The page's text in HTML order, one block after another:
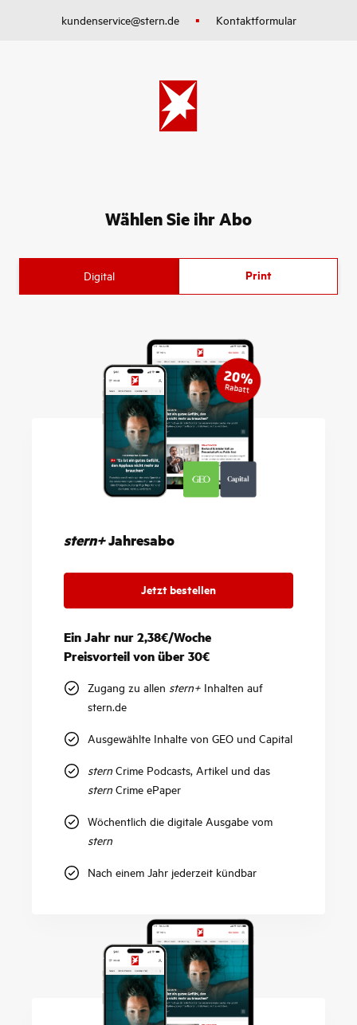
springenkundenservice@stern.de Kontaktformular
Wählen Sie ihr Abo
Digital Print
stern+Jahresabo
Jetzt bestellen
Ein Jahr nur 2,38€/Woche
Preisvorteil von über 30€
Zugang zu allen stern+ Inhalten auf
stern.de
Ausgewählte Inhalte von GEO und Capital
stern Crime Podcasts, Artikel und das
stern Crime ePaper
Wöchentlich die digitale Ausgabe vom
stern
Nach einem Jahr jederzeit kündbar